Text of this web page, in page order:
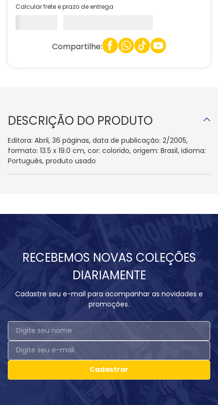
Calcular frete e prazo de entrega
Compartilhe:
DESCRIÇÃO DO PRODUTO
Editora: Abril, 36 páginas, data de publicação: 2/2005,
formato: 13.5 x 19.0 cm, cor: colorido, origem: Brasil, idioma:
Português, produto usado
RECEBEMOS NOVAS COLEÇÕES
DIARIAMENTE
Cadastre seu e-mail para acompanhar as novidades e
promoções.
Cadastrar